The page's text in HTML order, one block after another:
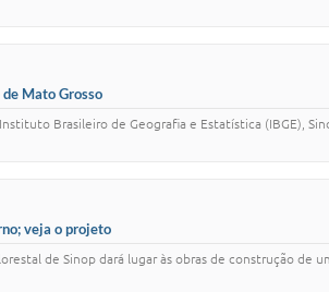
Mato Grosso
Brasileiro de Geografia e Estatística (IBGE),
veja o projeto
de Sinop dará lugar às obras de construção